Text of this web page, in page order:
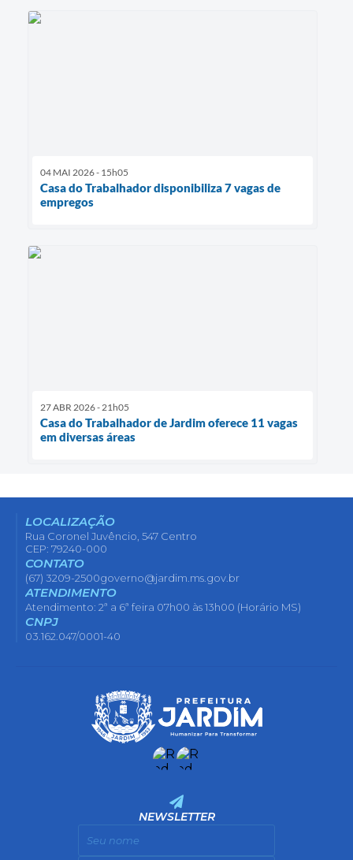
04 MAI 2026 - 15h05
Casa do Trabalhador disponibiliza 7 vagas de
empregos
27 ABR 2026 - 21h05
Casa do Trabalhador de Jardim oferece 11 vagas
em diversas áreas
LOCALIZAÇÃO
Rua Coronel Juvêncio, 547 Centro
CEP: 79240-000
CONTATO
(67) 3209-2500governo@jardim.ms.gov.br
ATENDIMENTO
Atendimento: 2ª a 6ª feira 07h00 às 13h00 (Horário MS)
CNPJ
03.162.047/0001-40
NEWSLETTER